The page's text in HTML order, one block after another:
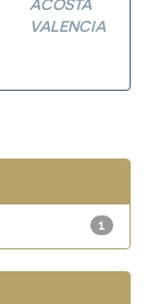
ACOSTA
VALENCIA
1